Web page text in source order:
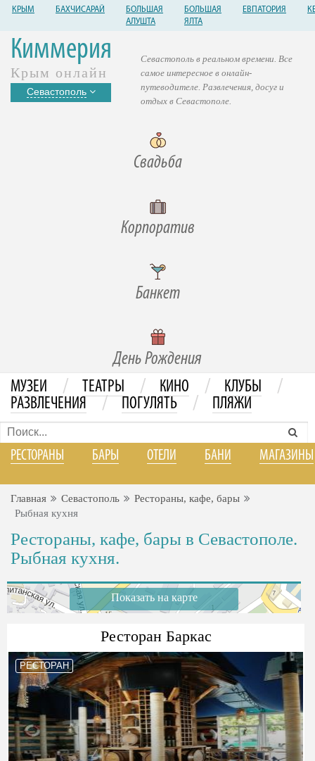
КРЫМ БАХЧИСАРАЙ
БОЛЬШАЯ
АЛУШТА
БОЛЬШАЯ
ЯЛТА
ЕВПАТОРИЯ
Киммерия
Крым онлайн
Севастополь
Свадьба
Корпоратив
Банкет
День Рождения
Севастополь в реальном времени. Все
самое интересное в онлайн-
путеводителе. Развлечения, досуг и
отдых в Севастополе.
МУЗЕИ / ТЕАТРЫ / КИНО / КЛУБЫ /
РАЗВЛЕЧЕНИЯ / ПОГУЛЯТЬ / ПЛЯЖИ
РЕСТОРАНЫ БАРЫ ОТЕЛИ БАНИ МАГАЗИНЫ
Главная Севастополь
Рестораны, кафе, бары
Рыбная кухня
Рестораны, кафе, бары в Севастополе.
Рыбная кухня.
Показать на карте
Ресторан Баркас
РЕСТОРАН